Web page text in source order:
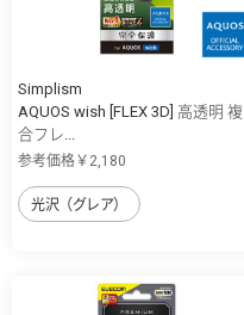
Simplism
AQUOS wish [FLEX 3D] 高透明 複
合フレ...
参考価格￥2,180
光沢（グレア）